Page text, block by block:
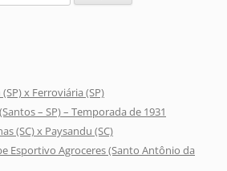
x Ferroviária (SP)
– SP) – Temporada de 1931
(SC) x Paysandu (SC)
Esportivo Agroceres (Santo Antônio da